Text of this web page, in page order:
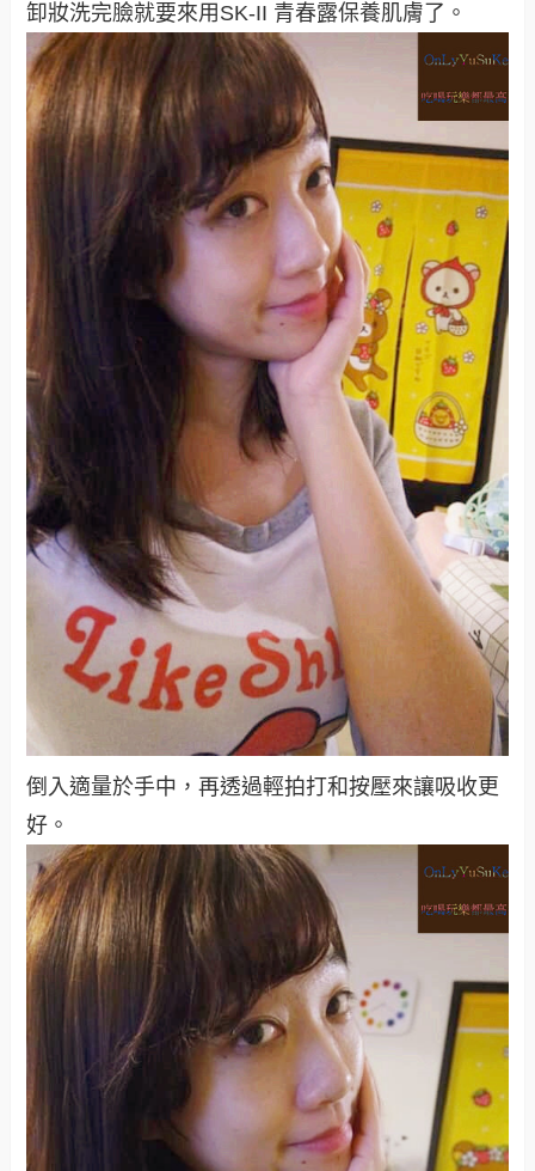
卸妝洗完臉就要來用 SK-II 青春露保養肌膚了 。
倒入適量於手中，再透過輕拍打和按壓來讓吸收更
好。